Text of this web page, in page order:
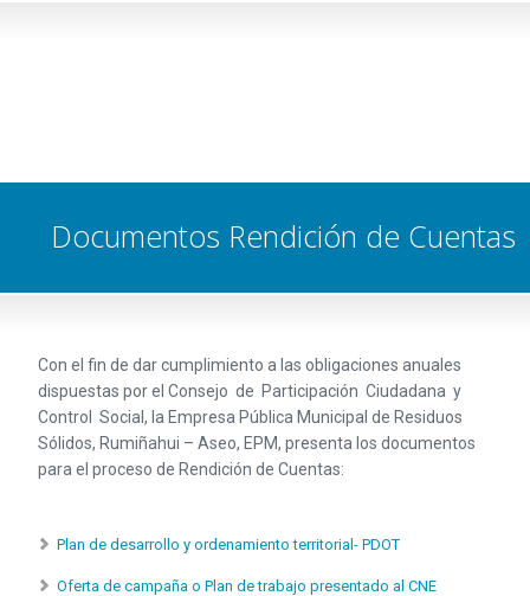
Documentos Rendición de Cuentas
Con el fin de dar cumplimiento a las obligaciones anuales
dispuestas por el Consejo de Participación Ciudadana y
Control Social, la Empresa Pública Municipal de Residuos
Sólidos, Rumiñahui –Aseo, EPM, presenta los documentos
para el proceso de Rendición de Cuentas:
Plan de desarrollo y ordenamiento territorial- PDOT
Oferta de campaña o Plan de trabajo presentado al CNE